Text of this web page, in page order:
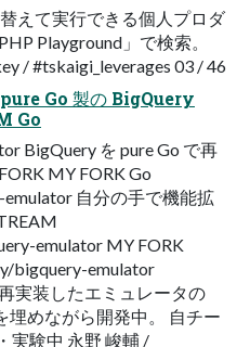
えて実行できる個人プロダ
Playground」で検索。
/ #tskaigi_leverages 03 / 46
Go 製の BigQuery
Go
BigQuery を pure Go で再
MY FORK Go
自分の手で機能拡
emulator MY FORK
bigquery-emulator
実装したエミュレータの
めながら開発中。 自チー
実験中 永野 峻輔 /